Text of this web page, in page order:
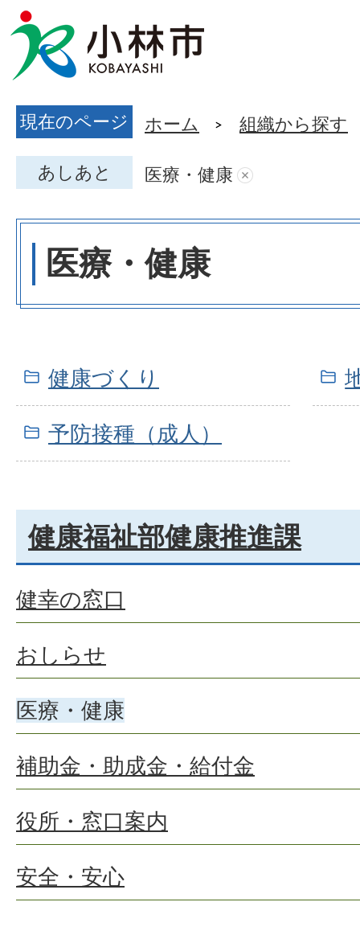
現在のページ ホーム 組織から探す
あしあと 医療・健康
医療・健康
健康づくり
予防接種（成人）
健康福祉部健康推進課
健幸の窓口
おしらせ
医療・健康
補助金・助成金・給付金
役所・窓口案内
安全・安心